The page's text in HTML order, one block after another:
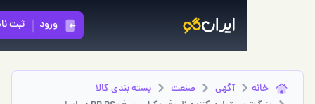
ورود
ثبت نام
خانه آگهی صنعت
بسته بندي كالا